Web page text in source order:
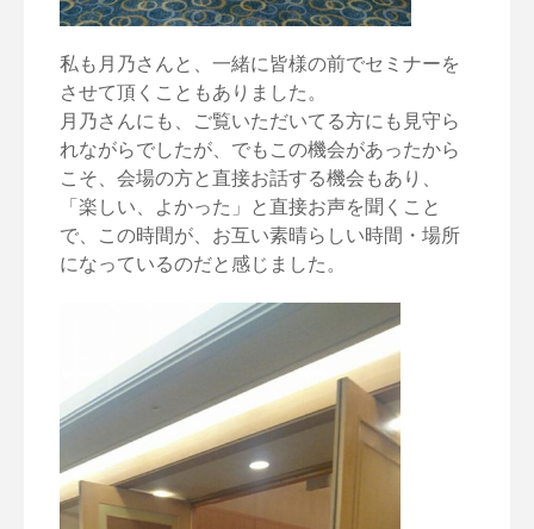
私も月乃さんと、一緒に皆様の前でセミナーを
させて頂くこともありました。
月乃さんにも、ご覧いただいてる方にも見守ら
れながらでしたが、でもこの機会があったから
こそ、会場の方と直接お話する機会もあり、
「楽しい、よかった」と直接お声を聞くこと
で、この時間が、お互い素晴らしい時間・場所
になっているのだと感じました。